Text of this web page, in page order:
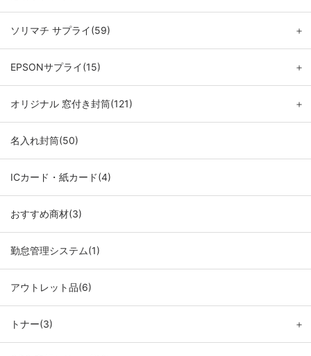
ソリマチ サプライ(59) ＋
EPSONサプライ(15) ＋
オリジナル 窓付き封筒(121) ＋
名入れ封筒(50)
ICカード・紙カード(4)
おすすめ商材(3)
勤怠管理システム(1)
アウトレット品(6)
トナー(3) ＋